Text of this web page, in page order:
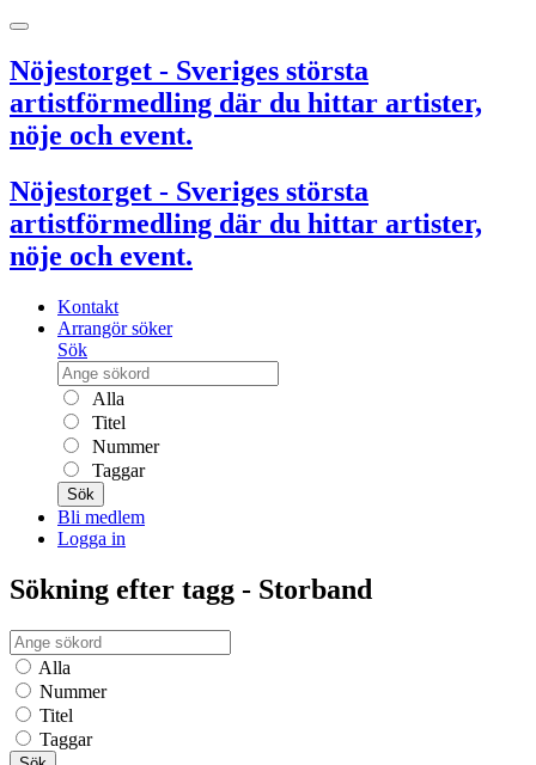
Nöjestorget - Sveriges största
artistförmedling där du hittar artister,
nöje och event.
Nöjestorget - Sveriges största
artistförmedling där du hittar artister,
nöje och event.
Kontakt
Arrangör söker
Sök
Alla
Titel
Nummer
Taggar
Sök
Bli medlem
Logga in
Sökning efter tagg - Storband
Alla
Nummer
Titel
Taggar